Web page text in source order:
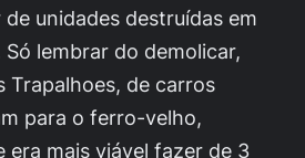
unidades destruídas em
lembrar do demolicar,
Trapalhoes, de carros
para o ferro-velho,
era mais viável fazer de 3